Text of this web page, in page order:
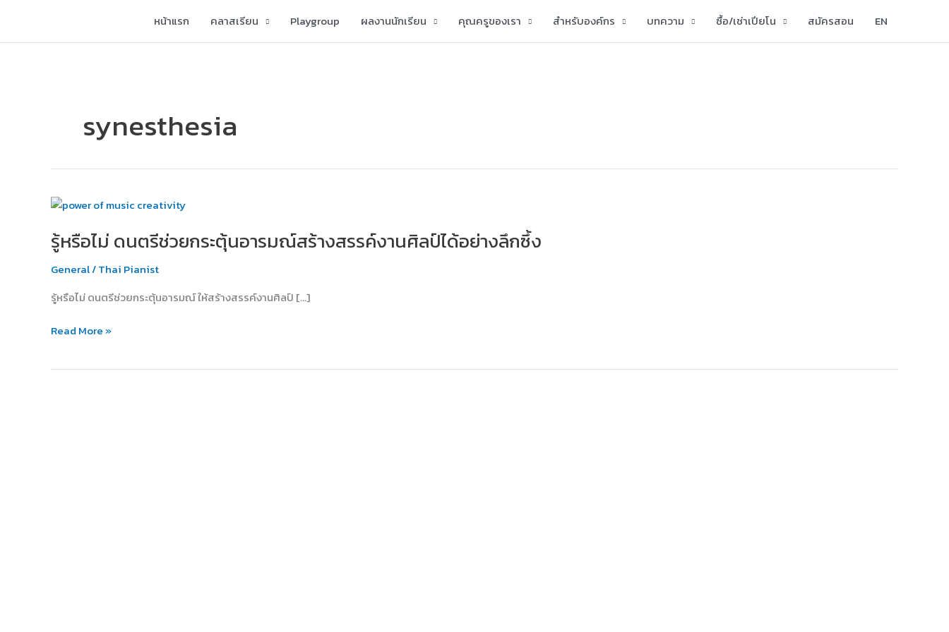
content
หน้าแรก คลาสเรียน Playgroup ผลงานนักเรียน คุณครูของเรา สำหรับองค์กร บทความ ซื้อ/เช่าเปียโน สมัครสอน EN
synesthesia
รู้หรือไม่ ดนตรีช่วยกระตุ้นอารมณ์สร้างสรรค์งานศิลป์ได้อย่างลึกซึ้ง
General/Thai Pianist
รู้หรือไม่ ดนตรีช่วยกระตุ้นอารมณ์ ให้สร้างสรรค์งานศิลป์ […]
รู้
ไม่
ดนตรี
ช่วย
อารมณ์
งาน
ได้
Read More »